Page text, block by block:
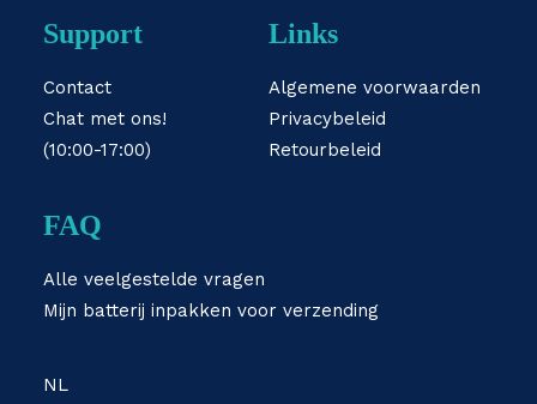
Support
Contact
Chat met ons!
(10:00-17:00)
Links
Algemene voorwaarden
Privacybeleid
Retourbeleid
FAQ
Alle veelgestelde vragen
Mijn batterij inpakken voor verzending
NL